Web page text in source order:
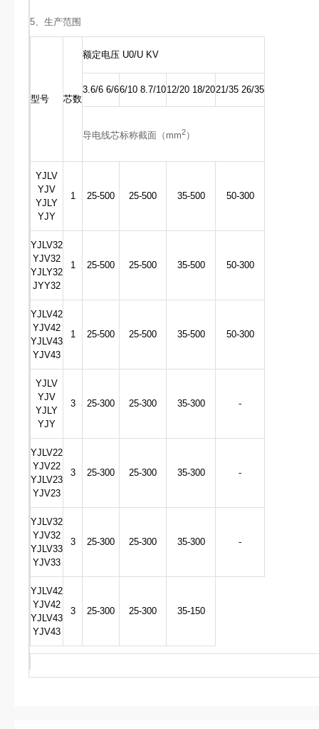
5、生产范围
型号 芯数
额定电压 U0/U KV
3.6/6 6/66/10 8.7/1012/20 18/2021/35 26/35
导电线芯标称截面（mm2）
YJLV
YJV
YJLY
YJY
1 25-500 25-500 35-500 50-300
YJLV32
YJV32
YJLY32
JYY32
1 25-500 25-500 35-500 50-300
YJLV42
YJV42
YJLV43
YJV43
1 25-500 25-500 35-500 50-300
YJLV
YJV
YJLY
YJY
3 25-300 25-300 35-300 -
YJLV22
YJV22
YJLV23
YJV23
3 25-300 25-300 35-300 -
YJLV32
YJV32
YJLV33
YJV33
3 25-300 25-300 35-300 -
YJLV42
YJV42
YJLV43
YJV43
3 25-300 25-300 35-150